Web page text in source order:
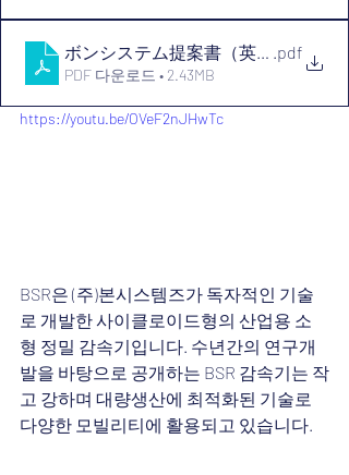
ボンシステム提案書（英文）
.pdf
PDF 다운로드 • 2.43MB
https://youtu.be/OVeF2nJHwTc
BSR은 (주)본시스템즈가 독자적인 기술
로 개발한 사이클로이드형의 산업용 소
형 정밀 감속기입니다. 수년간의 연구개
발을 바탕으로 공개하는 BSR 감속기는 작
고 강하며 대량생산에 최적화된 기술로
다양한 모빌리티에 활용되고 있습니다.